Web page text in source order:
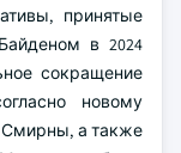
принятые
в 2024
сокращение
новому
Смирны, а также